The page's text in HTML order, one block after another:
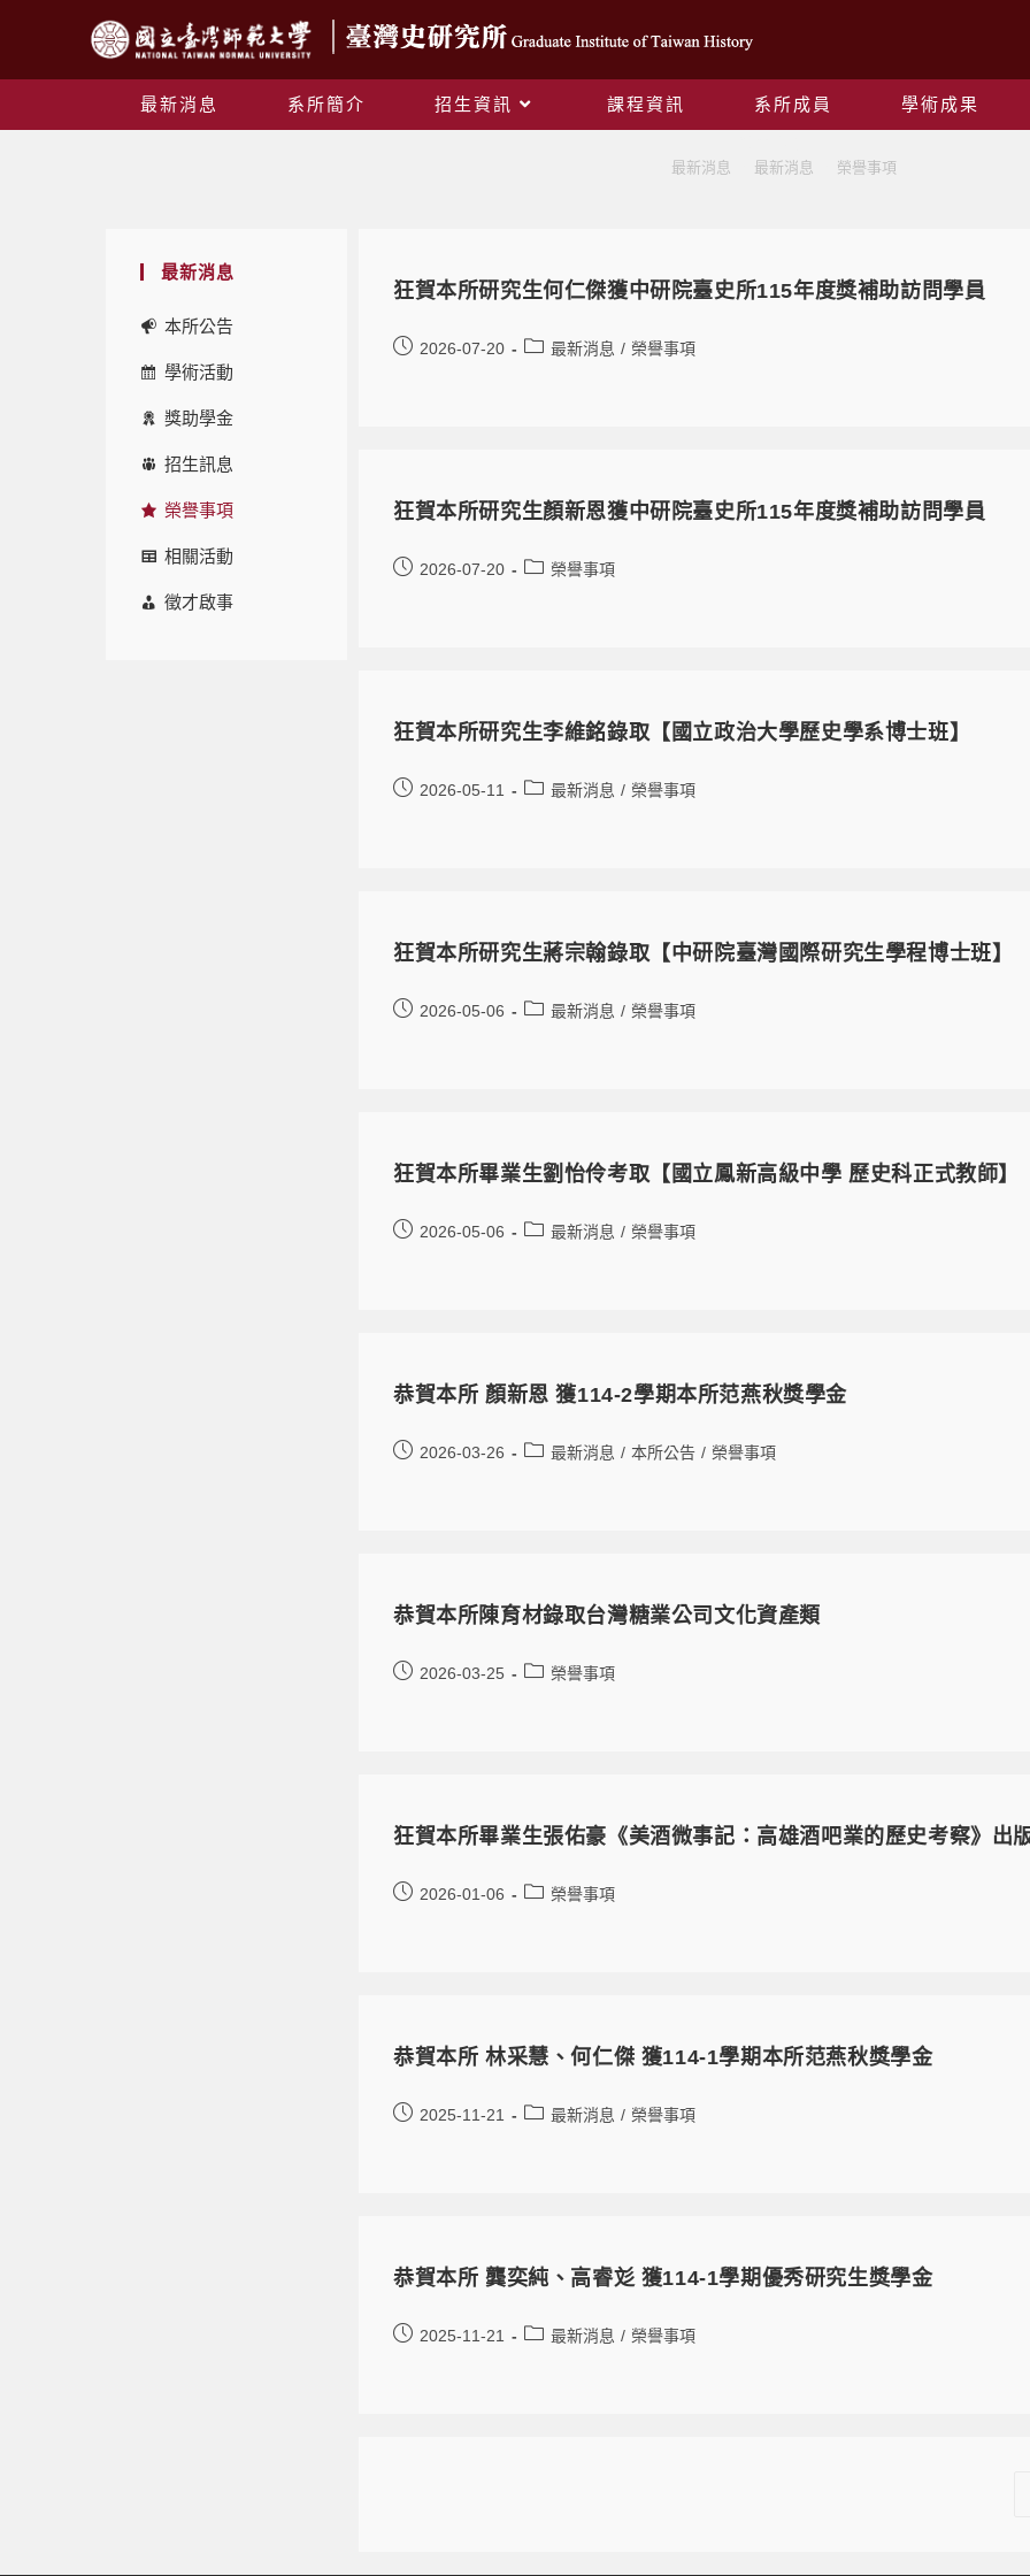
最新消息 系所簡介 招生資訊 課程資訊 系所成員
學術成果
最新消息 最新消息 榮譽事項
最新消息
本所公告
學術活動
獎助學金
招生訊息
榮譽事項
相關活動
徵才啟事
狂賀本所研究生何仁傑獲中研院臺史所115年度獎補助訪問學員
2026-07-20 最新消息 / 榮譽事項
狂賀本所研究生顏新恩獲中研院臺史所115年度獎補助訪問學員
2026-07-20 榮譽事項
狂賀本所研究生李維銘錄取【國立政治大學歷史學系博士班】
2026-05-11 最新消息 / 榮譽事項
狂賀本所研究生蔣宗翰錄取【中研院臺灣國際研究生學程博士班】
2026-05-06 最新消息 / 榮譽事項
狂賀本所畢業生劉怡伶考取【國立鳳新高級中學 歷史科正式教師】
2026-05-06 最新消息 / 榮譽事項
恭賀本所 顏新恩 獲114-2學期本所范燕秋獎學金
2026-03-26 最新消息 / 本所公告 / 榮譽事項
恭賀本所陳育材錄取台灣糖業公司文化資產類
2026-03-25 榮譽事項
狂賀本所畢業生張佑豪《美酒微事記：高雄酒吧業的歷史考察》出
2026-01-06 榮譽事項
恭賀本所 林采慧、何仁傑 獲114-1學期本所范燕秋獎學金
2025-11-21 最新消息 / 榮譽事項
恭賀本所 龔奕純、高睿彣 獲114-1學期優秀研究生獎學金
2025-11-21 最新消息 / 榮譽事項